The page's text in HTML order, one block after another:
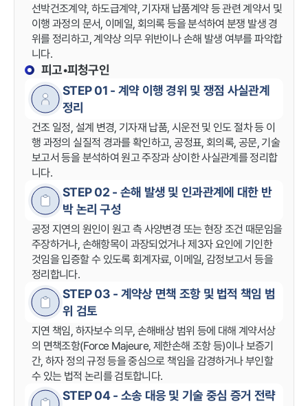
선박건조계약, 하도급계약, 기자재 납품계약 등 관련 계약서 및
이행 과정의 문서, 이메일, 회의록 등을 분석하여 분쟁 발생 경
위를 정리하고, 계약상 의무 위반이나 손해 발생 여부를 파악합
니다.
피고•피청구인
STEP 01 - 계약 이행 경위 및 쟁점 사실관계
정리
건조 일정, 설계 변경, 기자재 납품, 시운전 및 인도 절차 등 이
행 과정의 실질적 경과를 확인하고, 공정표, 회의록, 공문, 기술
보고서 등을 분석하여 원고 주장과 상이한 사실관계를 정리합
니다.
STEP 02 - 손해 발생 및 인과관계에 대한 반
박 논리 구성
공정 지연의 원인이 원고 측 사양변경 또는 현장 조건 때문임을
주장하거나, 손해항목이 과장되었거나 제3자 요인에 기인한
것임을 입증할 수 있도록 회계자료, 이메일, 감정보고서 등을
정리합니다.
STEP 03 - 계약상 면책 조항 및 법적 책임 범
위 검토
지연 책임, 하자보수 의무, 손해배상 범위 등에 대해 계약서상
의 면책조항(Force Majeure, 제한손해 조항 등)이나 보증기
간, 하자 정의 규정 등을 중심으로 책임을 감경하거나 부인할
수 있는 법적 논리를 검토합니다.
STEP 04 - 소송 대응 및 기술 중심 증거 전략